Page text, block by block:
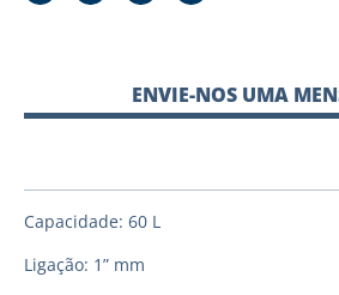
ENVIE-NOS UMA
Capacidade: 60 L
Ligação: 1” mm